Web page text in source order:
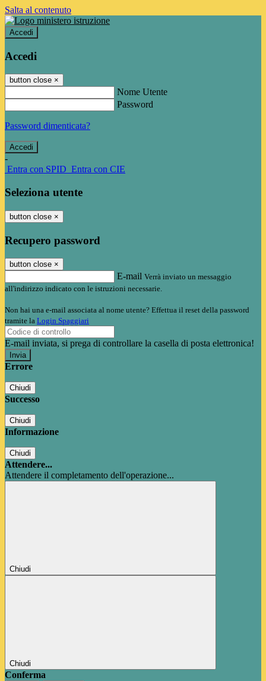
Salta al contenuto
Accedi
Accedi
button close ×
Nome Utente
Password
Password dimenticata?
-
Entra con SPID Entra con CIE
Seleziona utente
button close ×
Recupero password
button close ×
E-mail Verrà inviato un messaggio
all'indirizzo indicato con le istruzioni necessarie.
Non hai una e-mail associata al nome utente? Effettua il reset della password
tramite la Login Spaggiari
E-mail inviata, si prega di controllare la casella di posta elettronica!
Errore
Chiudi
Successo
Chiudi
Informazione
Chiudi
Attendere...
Attendere il completamento dell'operazione...
Chiudi
Chiudi
Conferma